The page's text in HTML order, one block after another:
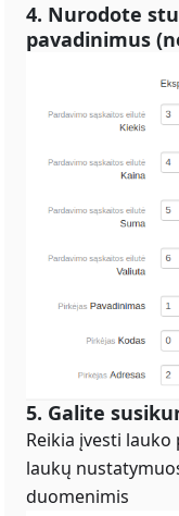
4. Nurodote
pavadinimus
5. Galite
Reikia įvesti lauko
laukų
duomenimis